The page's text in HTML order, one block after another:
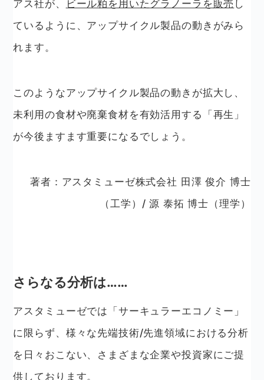
アス社が、 ビール粕を用いたグラノーラを販売 し
ているように、アップサイクル製品の動きがみら
れます。
このようなアップサイクル製品の動きが拡大し、
未利用の食材や廃棄食材を有効活用する「再生」
が今後ますます重要になるでしょう。
著者：アスタミューゼ株式会社 田澤 俊介 博士
（工学）/ 源 泰拓 博士（理学）
さらなる分析は……
アスタミューゼでは「サーキュラーエコノミー」
に限らず、様々な先端技術/先進領域における分析
を日々おこない、さまざまな企業や投資家にご提
供しております。